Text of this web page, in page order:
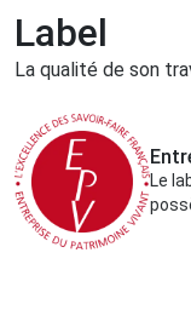
Label
La qualité de son
Le